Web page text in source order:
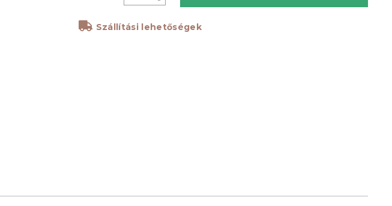
Szállítási lehetőségek